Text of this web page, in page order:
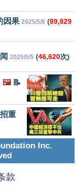
因果 2025/5/6 (89,829
2025/5/5 (46,620次)
🖼️📝
重
Inc.
款